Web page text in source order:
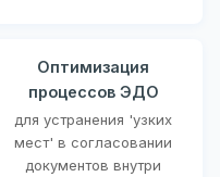
Оптимизация
процессов ЭДО
для устранения 'узких
мест' в согласовании
документов внутри